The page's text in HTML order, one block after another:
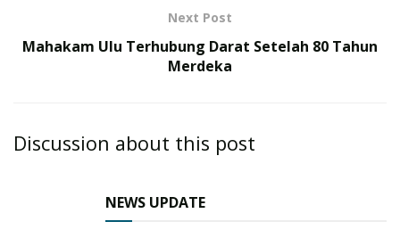
Next Post
Mahakam Ulu Terhubung Darat Setelah 80 Tahun
Merdeka
Discussion about this post
NEWS UPDATE